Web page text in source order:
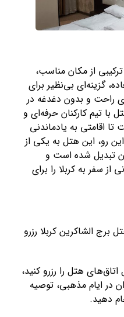
ترکیبی از مکان مناسب،
گزینه‌ای بی‌نظیر برای
راحت و بدون دغدغه در
تیم کارکنان حرفه‌ای و
اقامتی به یادماندنی
رو، این هتل به یکی از
تبدیل شده است و
سفر به کربلا را برای
برج الشاکرین کربلا رزرو
هتل را رزرو کنید،
در ایام مذهبی، توصیه
دهید.